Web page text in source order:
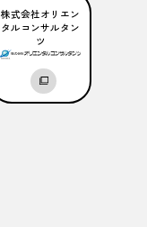
株式会社オリエン
タルコンサルタン
ツ